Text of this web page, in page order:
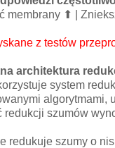
membrany ⬆ |
z testów
architektura
system
algorytmami,
redukcji szumów
redukuje szumy o